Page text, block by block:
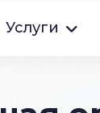
Услуги